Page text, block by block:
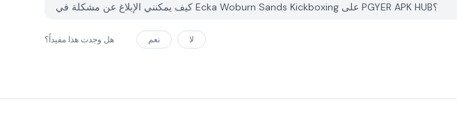
كيف يمكنني الإبلاغ عن مشكلة في Ecka Woburn Sands Kickboxing على PGYER APK HUB؟
هل وجدت هذا مفيداً؟ نعم لا